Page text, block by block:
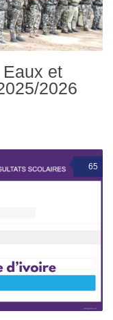
et
2026
65